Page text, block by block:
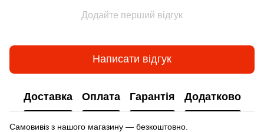
Додайте перший відгук
Написати відгук
Доставка Оплата Гарантія Додатково
Самовивіз з нашого магазину — безкоштовно.